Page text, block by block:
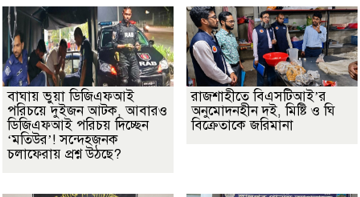
বাঘায় ভুয়া ডিজিএফআই
পরিচয়ে দুইজন আটক, আবারও
ডিজিএফআই পরিচয় দিচ্ছেন
‘মতিউর’! সন্দেহজনক
চলাফেরায় প্রশ্ন উঠছে?
রাজশাহীতে বিএসটিআই’র
অনুমোদনহীন দই, মিষ্টি ও ঘি
বিক্রেতাকে জরিমানা